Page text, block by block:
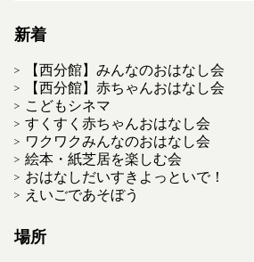
新着
【西分館】みんなのおはなし会
【西分館】赤ちゃんおはなし会
こどもシネマ
すくすく赤ちゃんおはなし会
ワクワクみんなのおはなし会
絵本・紙芝居を楽しむ会
おはなしだいすきよっといで！
えいごであそぼう
場所